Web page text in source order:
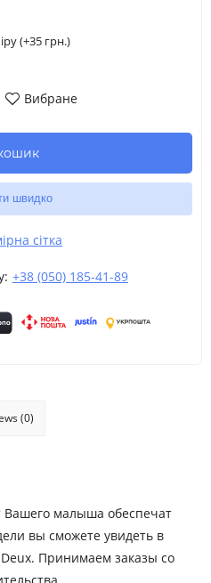
(+35 грн.)
Вибране
швидко
сітка
+38 (050) 185-41-89
(0)
Вашего малыша обеспечат
вы сможете увидеть в
Принимаем заказы со